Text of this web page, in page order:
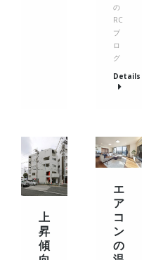
の
RC
ブ
ロ
グ
Details
上
昇
傾
エ
ア
コ
ン
の